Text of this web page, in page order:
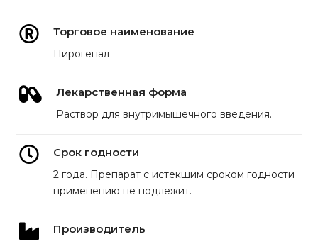
Торговое наименование
Пирогенал
Лекарственная форма
Раствор для внутримышечного введения.
Срок годности
2 года. Препарат с истекшим сроком годности
применению не подлежит.
Производитель